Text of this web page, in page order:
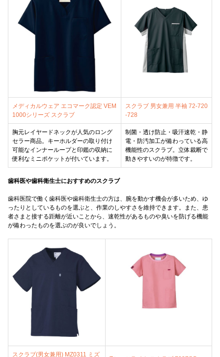
メディカルウェア エコマーク認定 VEM
1000シリーズ スクラブ
スクラブ 男女兼用 半袖 72-720
-728
胸元レイヤードネックが人気のロング
セラー商品。キーホルダーの取り付け
可能なインナーループと印鑑の収納に
便利なミニポケットが付いています。
制菌・透け防止・吸汗速乾・静
電・防汚加工が備わっている高
機能性のスクラブ。立体裁断で
動きやすいのが特徴です。
歯科医や歯科衛生士におすすめのスクラブ
歯科医院で働く歯科医や歯科衛生士の方は、腕を動かす機会が多いため、ゆ
ったりとしているものを選ぶと、作業のしやすさを維持できます。また、患
者さまと接する距離が近いことから、速乾性があるものや臭いを防げる機能
が備わったものを選ぶのが良いでしょう。
スクラブ(男女兼用) MZ0311 ミズ